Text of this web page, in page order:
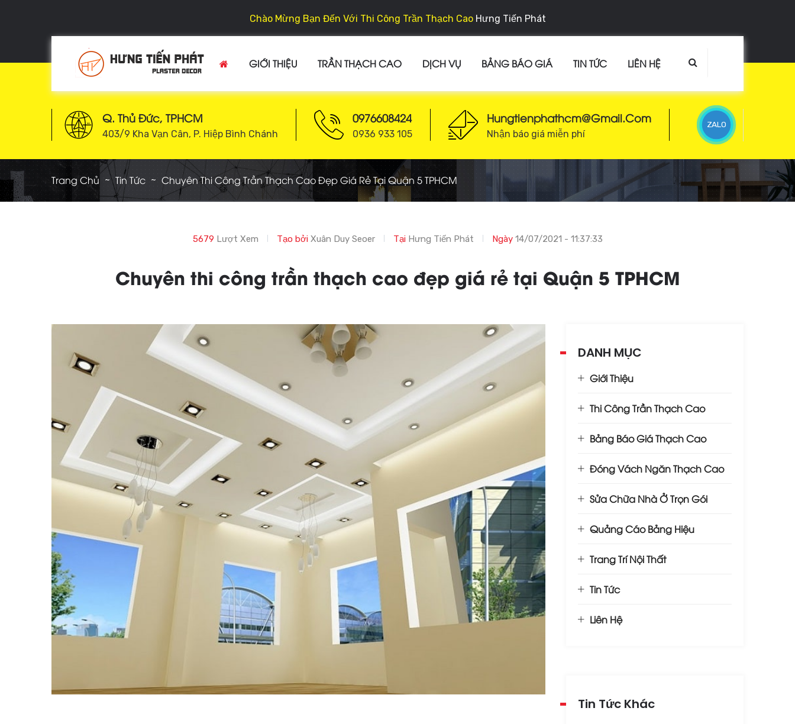
Chào Mừng Bạn Đến Với Thi Công Trần Thạch Cao Hưng Tiến Phát
GIỚI THIỆU TRẦN THẠCH CAO DỊCH VỤ BẢNG BÁO GIÁ TIN TỨC LIÊN HỆ
Q. Thủ Đức, TPHCM
403/9 Kha Vạn Cân, P. Hiệp Bình Chánh
0976608424
0936 933 105
Hungtienphathcm@gmail.com
Nhận báo giá miễn phí
ZALO
Trang Chủ Tin Tức Chuyên Thi Công Trần Thạch Cao Đẹp Giá Rẻ Tại Quận 5 TPHCM
5679 Lượt Xem Tạo bởi Xuân Duy Seoer Tại Hưng Tiến Phát Ngày 14/07/2021 - 11:37:33
Chuyên thi công trần thạch cao đẹp giá rẻ tại Quận 5 TPHCM
DANH MỤC
Giới Thiệu
Thi Công Trần Thạch Cao
Bảng Báo Giá Thạch Cao
Đóng Vách Ngăn Thạch Cao
Sửa Chữa Nhà Ở Trọn Gói
Quảng Cáo Bảng Hiệu
Trang Trí Nội Thất
Tin Tức
Liên Hệ
Tin Tức Khác